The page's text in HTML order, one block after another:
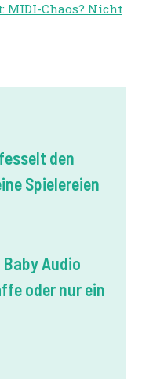
MIDI-Chaos? Nicht
den
Spielereien
Audio
oder nur ein